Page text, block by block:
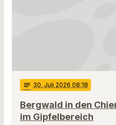
notes 30. Juli 2026 08:18
Bergwald in den
im Gipfelbereich